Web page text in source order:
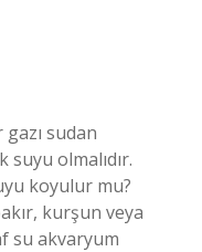
sudan
olmalıdır.
koyulur mu?
kurşun veya
su akvaryum